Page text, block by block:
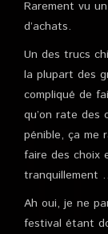
Rarement vu
d’achats.
Un des trucs
la plupart des
compliqué de
qu’on rate
pénible, ça me
faire des choix
tranquillement
Ah oui, je ne
festival étant